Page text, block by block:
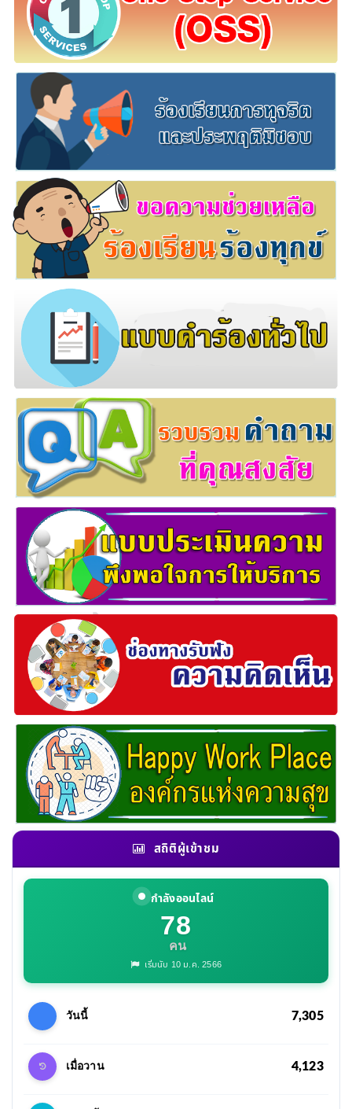
สถิติผู้เข้าชม
กำลังออนไลน์
78
คน
เริ่มนับ 10 ม.ค. 2566
วันนี้ 7,305
เมื่อวาน 4,123